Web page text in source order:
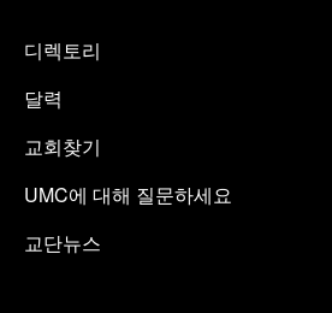
디렉토리
달력
교회찾기
UMC에 대해 질문하세요
교단뉴스